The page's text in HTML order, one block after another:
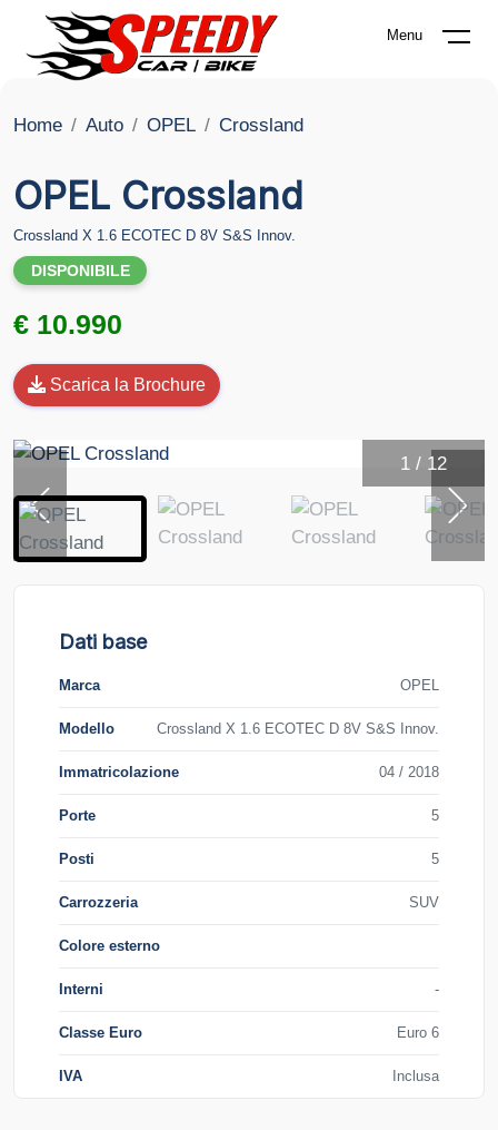
Menu
Home Auto OPEL Crossland
OPEL Crossland
Crossland X 1.6 ECOTEC D 8V S&S Innov.
DISPONIBILE
€ 10.990
Scarica la Brochure
1 / 12
Dati base
Marca OPEL
Modello Crossland X 1.6 ECOTEC D 8V S&S Innov.
Immatricolazione 04 / 2018
Porte 5
Posti 5
Carrozzeria SUV
Colore esterno
Interni -
Classe Euro Euro 6
IVA Inclusa